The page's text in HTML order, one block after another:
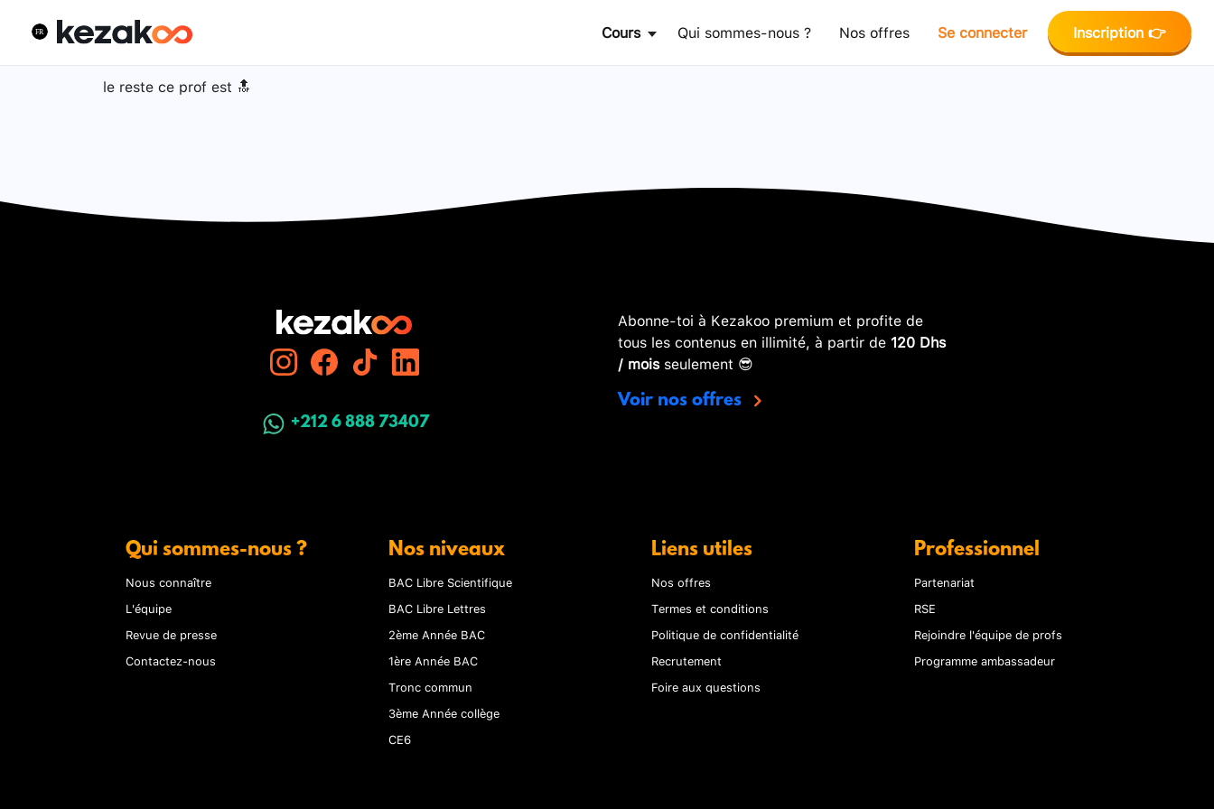
Cours Qui sommes-nous ? Nos offres Se connecter Inscription 👉
le reste ce prof est 🔝
+212 6 888 73407
Abonne-toi à Kezakoo premium et profite de
tous les contenus en illimité, à partir de 120 Dhs
/ moisseulement 😎
Voir nos offres
Qui sommes-nous ?
Nous connaître
L'équipe
Revue de presse
Contactez-nous
Nos niveaux
BAC Libre Scientifique
BAC Libre Lettres
2ème Année BAC
1ère Année BAC
Tronc commun
3ème Année collège
CE6
Liens utiles
Nos offres
Termes et conditions
Politique de confidentialité
Recrutement
Foire aux questions
Professionnel
Partenariat
RSE
Rejoindre l'équipe de profs
Programme ambassadeur